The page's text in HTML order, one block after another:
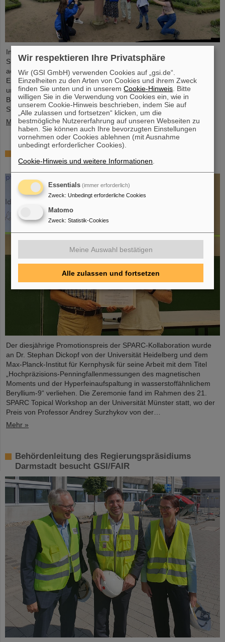
In diesem Jahr nahmen 31 Studierende aus 16 Ländern am
Summer Student Program bei GSI und FAIR teil. Sie verbrachten
acht Wochen auf dem Campus, machten sich mit den
Experimenten und Forschungsfeldern von GSI und FAIR vertraut
und tauchten in die Atmosphäre eines internationalen
Beschleunigerlabors ein. Einblicke bietet der Fotowettbewerb der
Summer Students.
Mehr »
Dickopf
Der diesjährige Promotionspreis der SPARC-Kollaboration wurde
an Dr. Stephan Dickopf von der Universität Heidelberg und dem
Max-Planck-Institut für Kernphysik für seine Arbeit mit dem Titel
„Hochpräzisions-Penningfallenmessungen des magnetischen
Moments und der Hyperfeinaufspaltung in wasserstoffähnlichem
Beryllium-9“ verliehen. Die Zeremonie fand im Rahmen des 21.
SPARC Topical Workshop an der Universität Münster statt, wo der
Preis von Professor Andrey Surzhykov von der…
Mehr »
Behördenleitung des Regierungspräsidiums
Darmstadt besucht GSI/FAIR
Wir respektieren Ihre Privatsphäre
Wir (GSI GmbH) verwenden Cookies auf „gsi.de“.
Einzelheiten zu den Arten von Cookies und ihrem Zweck
finden Sie unten und in unseremCookie-Hinweis . Bitte
willigen Sie in die Verwendung von Cookies ein, wie in
unserem Cookie-Hinweis beschrieben, indem Sie auf
„Alle zulassen und fortsetzen“ klicken, um die
bestmögliche Nutzererfahrung auf unseren Webseiten zu
haben. Sie können auch Ihre bevorzugten Einstellungen
vornehmen oder Cookies ablehnen (mit Ausnahme
unbedingt erforderlicher Cookies).
Cookie-Hinweis und weitere Informationen
Essentials (immer erforderlich)
Zweck: Unbedingt erforderliche Cookies
Matomo
Zweck: Statistik-Cookies
Meine Auswahl bestätigen
Alle zulassen und fortsetzen